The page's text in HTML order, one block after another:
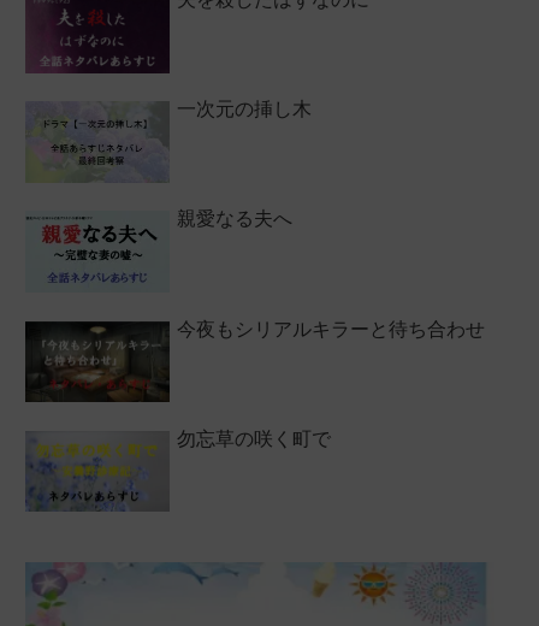
一次元の挿し木
親愛なる夫へ
今夜もシリアルキラーと待ち合わせ
勿忘草の咲く町で